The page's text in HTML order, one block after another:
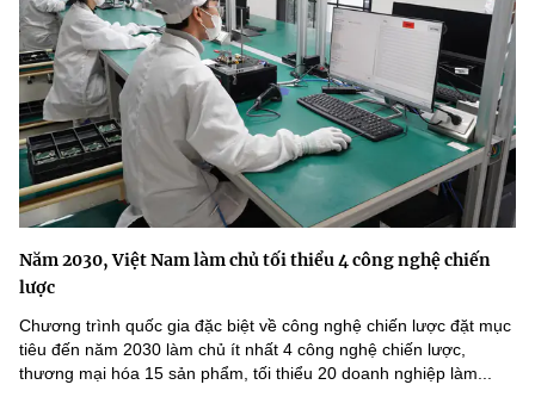
Năm 2030, Việt Nam làm chủ tối thiểu 4 công nghệ chiến
lược
Chương trình quốc gia đặc biệt về công nghệ chiến lược đặt mục
tiêu đến năm 2030 làm chủ ít nhất 4 công nghệ chiến lược,
thương mại hóa 15 sản phẩm, tối thiểu 20 doanh nghiệp làm...